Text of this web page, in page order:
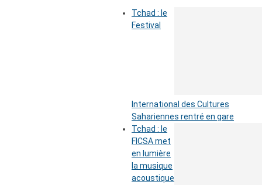
Tchad : le
Festival
International des Cultures
Sahariennes rentré en gare
Tchad : le
FICSA met
en lumière
la musique
acoustique